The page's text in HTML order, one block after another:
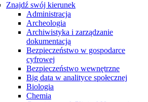
Znajdź swój kierunek
Administracja
Archeologia
Archiwistyka i zarządzanie
dokumentacją
Bezpieczeństwo w gospodarce
cyfrowej
Bezpieczeństwo wewnętrzne
Big data w analityce społecznej
Biologia
Chemia